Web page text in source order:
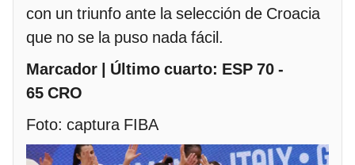
con un triunfo ante la selección de Croacia
que no se la puso nada fácil.
Marcador | Último cuarto: ESP 70 -
65 CRO
Foto: captura FIBA